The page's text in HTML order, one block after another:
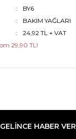
BY6
BAKIM YAĞLARI
24,92 TL + VAT
29,90 TL!
GELİNCE HABER VER